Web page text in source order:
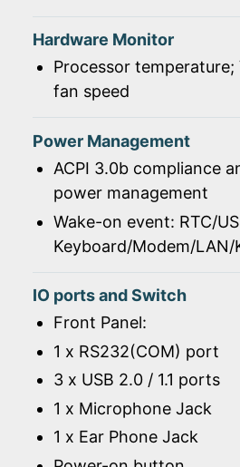
Hardware Monitor
Processor temperature;
fan speed
Power Management
ACPI 3.0b compliance
power management
Wake-on event: RTC/
Keyboard/Modem/LAN/
IO ports and Switch
Front Panel:
1 x RS232(COM) port
3 x USB 2.0 / 1.1 ports
1 x Microphone Jack
1 x Ear Phone Jack